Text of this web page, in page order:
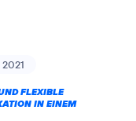
FLEXIBLE
IN EINEM